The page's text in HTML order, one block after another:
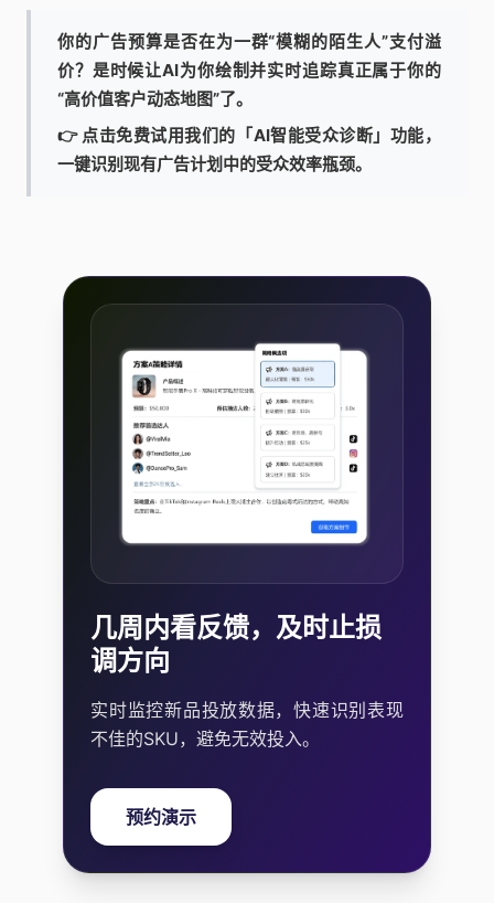
你的广告预算是否在为一群“模糊的陌生人”支付溢
价？是时候让AI为你绘制并实时追踪真正属于你的
“高价值客户动态地图”了。
👉 点击免费试用我们的「AI智能受众诊断」功能，
一键识别现有广告计划中的受众效率瓶颈。
几周内看反馈，及时止损
调方向
实时监控新品投放数据，快速识别表现
不佳的SKU，避免无效投入。
预约演示